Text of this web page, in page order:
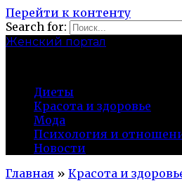
Перейти к контенту
Search for:
Женский портал
Диеты
Красота и здоровье
Мода
Психология и
Новости
Главная » Красота и